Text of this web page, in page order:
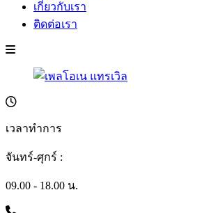
เกี่ยวกับเรา
ติดต่อเรา
เวลาทำการ
จันทร์-ศุกร์ :
09.00 - 18.00 น.